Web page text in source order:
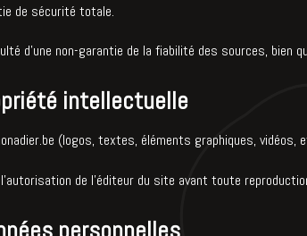
de sécurité totale.
d’une non-garantie de la fiabilité des sources,
intellectuelle
(logos, textes, éléments graphiques, vidéos,
de l’éditeur du site avant toute